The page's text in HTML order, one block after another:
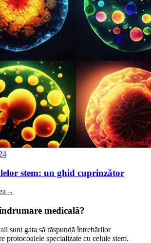
stem: un ghid cuprinzător
→
medicală?
sunt gata să răspundă întrebărilor
protocoalele specializate cu celule stem.